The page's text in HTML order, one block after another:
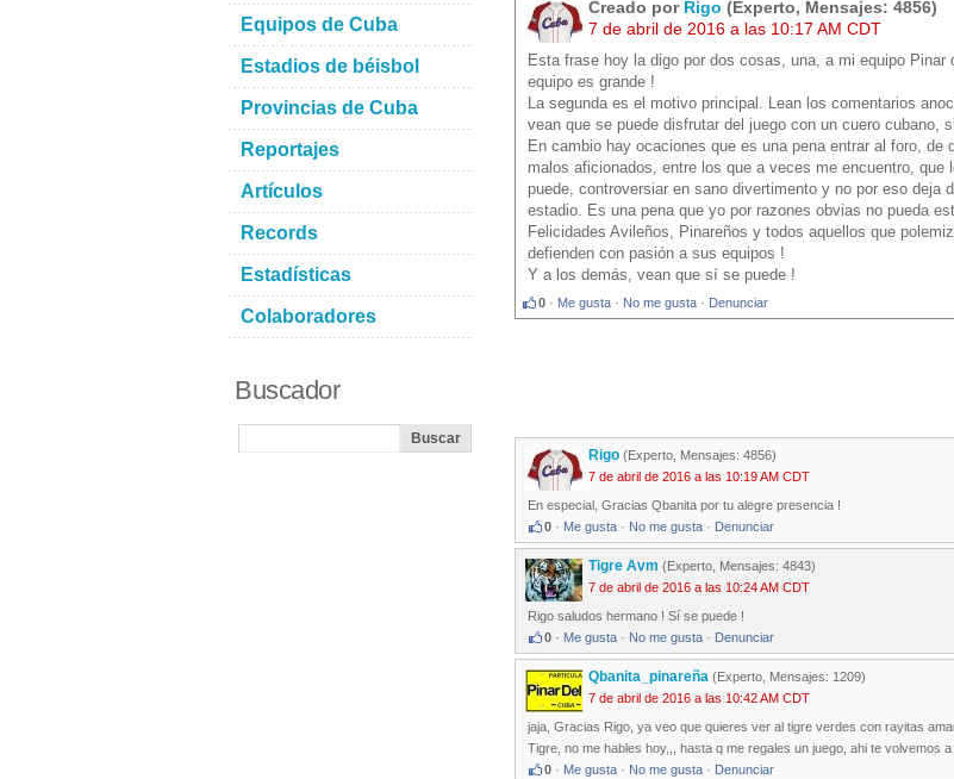
Creado por Rigo (Experto, Mensajes: 4856)
7 de abril de 2016 a las 10:17 AM CDT
Esta frase hoy la digo por dos cosas, una, a mi equipo
equipo es grande !
La segunda es el motivo principal. Lean los comentarios
vean que se puede disfrutar del juego con un cuero cubano,
En cambio hay ocaciones que es una pena entrar al foro,
malos aficionados, entre los que a veces me encuentro,
puede, controversiar en sano divertimento y no por eso
estadio. Es una pena que yo por razones obvias no pueda
Felicidades Avileños, Pinareños y todos aquellos que
defienden con pasión a sus equipos !
Y a los demás, vean que sí se puede !
0 · Me gusta · No me gusta · Denunciar
Rigo (Experto, Mensajes: 4856)
7 de abril de 2016 a las 10:19 AM CDT
En especial, Gracias Qbanita por tu alegre presencia !
0 · Me gusta · No me gusta · Denunciar
Tigre Avm (Experto, Mensajes: 4843)
7 de abril de 2016 a las 10:24 AM CDT
Rigo saludos hermano ! Sí se puede !
0 · Me gusta · No me gusta · Denunciar
Qbanita_pinareña (Experto, Mensajes: 1209)
7 de abril de 2016 a las 10:42 AM CDT
jaja, Gracias Rigo, ya veo que quieres ver al tigre verdes con rayitas
Tigre, no me hables hoy,,, hasta q me regales un juego, ahi te volvemos a
0 · Me gusta · No me gusta · Denunciar
Equipos de Cuba
Estadios de béisbol
Provincias de Cuba
Reportajes
Artículos
Records
Estadísticas
Colaboradores
Buscador